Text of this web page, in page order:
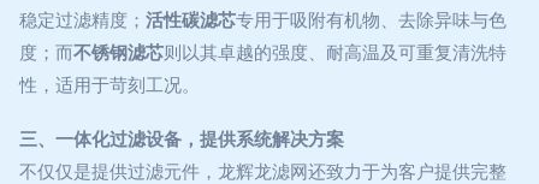
稳定过滤精度； 活性碳滤芯专用于吸附有机物、去除异味与色
度；而不锈钢滤芯则以其卓越的强度、耐高温及可重复清洗特
性，适用于苛刻工况。
三、一体化过滤设备，提供系统解决方案
不仅仅是提供过滤元件，龙辉龙滤网还致力于为客户提供完整